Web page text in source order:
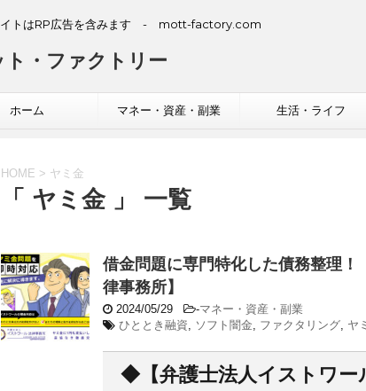
トはRP広告を含みます - mott-factory.com
ト・ファクトリー
ホーム マネー・資産・副業 生活・ライフ
HOME > ヤミ金
「 ヤミ金 」 一覧
借金問題に専門特化した債務整理！
律事務所】
2024/05/29 -マネー・資産・副業
ひととき融資, ソフト闇金, ファクタリング, ヤ
◆【弁護士法人イストワー